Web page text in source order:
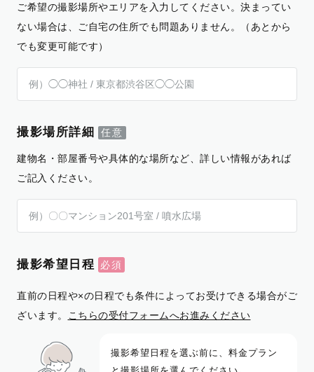
ご希望の撮影場所やエリアを入力してください。決まってい
ない場合は、ご自宅の住所でも問題ありません。（あとから
でも変更可能です）
撮影場所詳細
建物名・部屋番号や具体的な場所など、詳しい情報があれば
ご記入ください。
撮影希望日程
直前の日程や×の日程でも条件によってお受けできる場合がご
ざいます。
こちらの受付フォームへお進みください
撮影希望日程を選ぶ前に、料金プラン